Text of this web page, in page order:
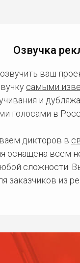
Озвучка
ваш
самыми
и
голосами в
дикторов в
оснащена всем
сложности.
заказчиков из